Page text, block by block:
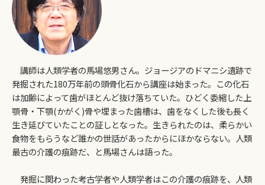
講師は人類学者の馬場悠男さん。ジョージアのドマニシ遺跡で
発掘された180万年前の頭骨化石から講座は始まった。この化石
は加齢によって歯がほとんど抜け落ちていた。ひどく委縮した上
顎骨・下顎(かがく)骨や埋まった歯槽は、歯をなくした後も長く
生き延びていたことの証しとなった。生きられたのは、柔らかい
食物をもらうなど誰かの世話があったからにほかならない。人類
最古の介護の痕跡だ、と馬場さんは語った。
発掘に関わった考古学者や人類学者はこの介護の痕跡を、人類